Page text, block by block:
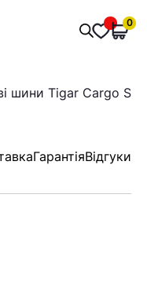
Пошук
товарів
0
шини Tigar Cargo
ГарантіяВідгуки